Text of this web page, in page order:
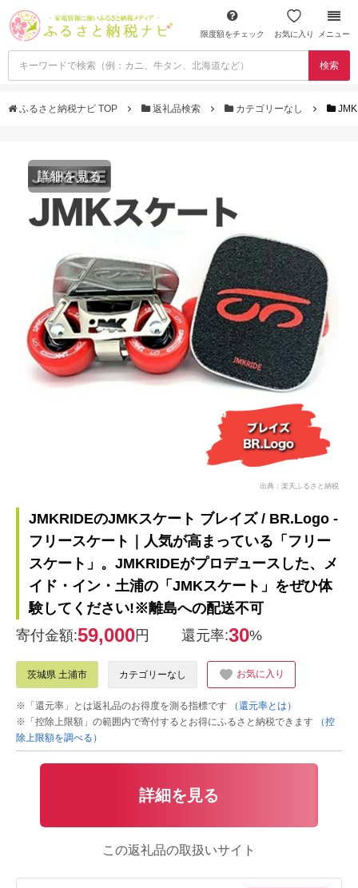
限度額をチェック お気に入り メニュー
検索
ふるさと納税ナビ TOP 返礼品検索 カテゴリーなし
詳細を見る
出典：楽天ふるさと納税
JMKRIDEのJMKスケート ブレイズ / BR.Logo -
フリースケート｜人気が高まっている「フリー
スケート」。JMKRIDEがプロデュースした、メ
イド・イン・土浦の「JMKスケート」をぜひ体
験してください!※離島への配送不可
寄付金額:59,000円 還元率:30%
茨城県 土浦市 カテゴリーなし お気に入り
※「還元率」とは返礼品のお得度を測る指標です
（還元率とは）
※「控除上限額」の範囲内で寄付するとお得にふるさと納税できます
（控
除上限額を調べる）
詳細を見る
この返礼品の取扱いサイト